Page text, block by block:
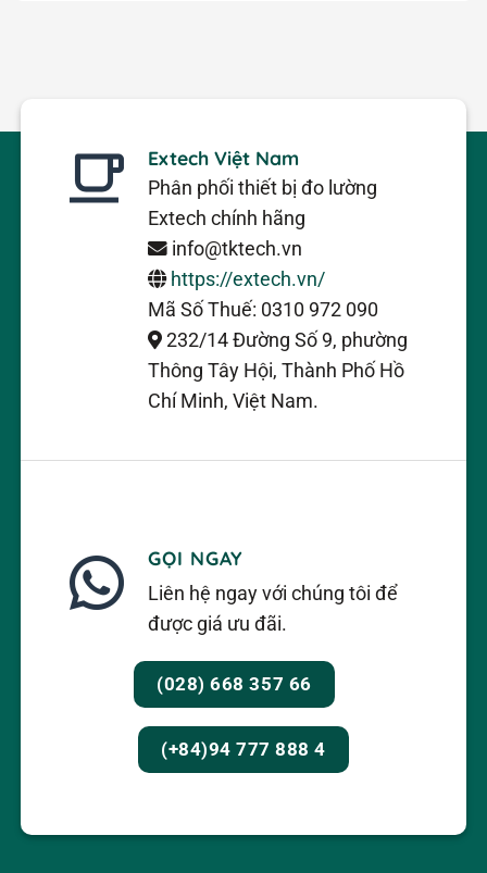
Extech Việt Nam
Phân phối thiết bị đo lường
Extech chính hãng
info@tktech.vn
https://extech.vn/
Mã Số Thuế: 0310 972 090
232/14 Đường Số 9, phường
Thông Tây Hội, Thành Phố Hồ
Chí Minh, Việt Nam.
GỌI NGAY
Liên hệ ngay với chúng tôi để
được giá ưu đãi.
(028) 668 357 66
(+84)94 777 888 4